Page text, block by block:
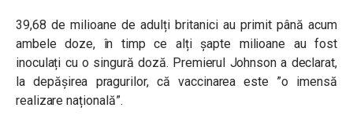
39,68 de milioane de adulți britanici au primit până acum
ambele doze, în timp ce alți șapte milioane au fost
inoculați cu o singură doză. Premierul Johnson a declarat,
la depășirea pragurilor, că vaccinarea este ”o imensă
realizare națională”.